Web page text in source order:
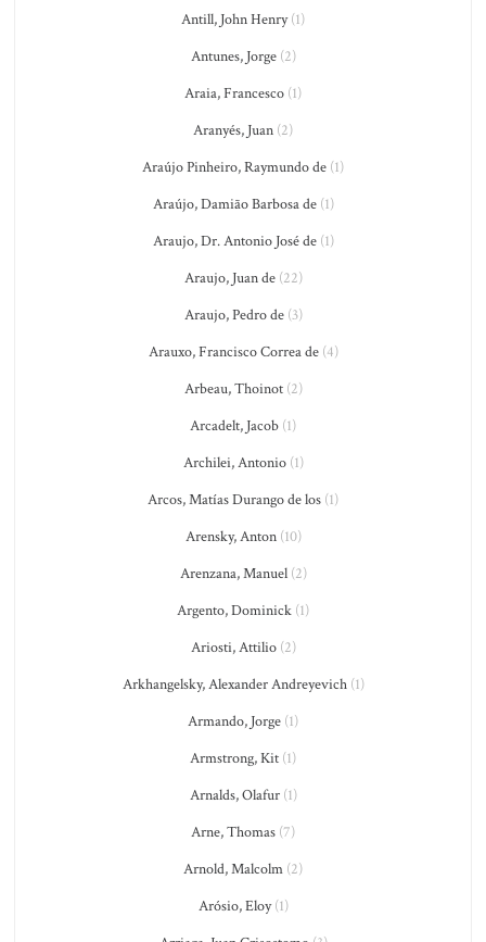
Antill, John Henry(1)
Antunes, Jorge(2)
Araia, Francesco (1)
Aranyés, Juan (2)
Araújo Pinheiro, Raymundo de (1)
Araújo, Damião Barbosa de(1)
Araujo, Dr. Antonio José de(1)
Araujo, Juan de(22)
Araujo, Pedro de(3)
Arauxo, Francisco Correa de(4)
Arbeau, Thoinot(2)
Arcadelt, Jacob (1)
Archilei, Antonio(1)
Arcos, Matías Durango de los (1)
Arensky, Anton(10)
Arenzana, Manuel(2)
Argento, Dominick (1)
Ariosti, Attilio(2)
Arkhangelsky, Alexander Andreyevich(1)
Armando, Jorge (1)
Armstrong, Kit (1)
Arnalds, Olafur(1)
Arne, Thomas (7)
Arnold, Malcolm (2)
Arósio, Eloy(1)